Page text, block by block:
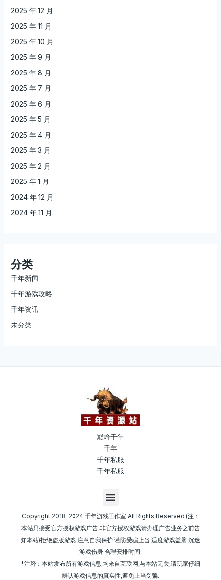
2025 年 12 月
2025 年 11 月
2025 年 10 月
2025 年 9 月
2025 年 8 月
2025 年 7 月
2025 年 6 月
2025 年 5 月
2025 年 4 月
2025 年 3 月
2025 年 2 月
2025 年 1 月
2024 年 12 月
2024 年 11 月
分类
千年新闻
千年游戏攻略
千年资讯
未分类
巅峰千年
千年
千年私服
千年私服
M
e
n
u
Copyright 2018-2024 千年游戏工作室 All Rights Reserved (注：
本站只接受官方授权游戏广告,非官方授权游戏请办理广告业务之前告
知本站)拒绝盗版游戏 注意自我保护 谨防受骗上当 适度游戏益脑 沉迷
游戏伤身 合理安排时间
*注释：本站发布所有游戏信息,均来自互联网,与本站无关,请玩家仔细
辨认游戏信息的真实性,避免上当受骗.